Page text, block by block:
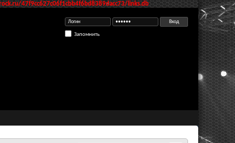
47f9cc627c06f1cbb4f6bd8389dacc73/links.db
Запомнить